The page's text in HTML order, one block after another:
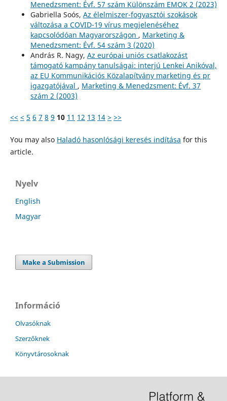
Menedzsment: Évf. 57 szám Különszám EMOK 2 (2023)
Gabriella Soós, Az élelmiszer-fogyasztói szokások
változása a COVID-19 vírus megjelenéséhez
kapcsolódóan Magyarországon , Marketing &
Menedzsment: Évf. 54 szám 3 (2020)
András R. Nagy, Az európai uniós csatlakozást
támogató kampány tanulságai: interjú Lenkei Anikóval,
az EU Kommunikációs Közalapítvány marketing és pr
igazgatójával , Marketing & Menedzsment: Évf. 37
szám 2 (2003)
<< < 5 6 7 8 9 10 11 12 13 14 > >>
You may also Haladó hasonlósági keresés indítása for this
article.
Nyelv
English
Magyar
Make a Submission
Információ
Olvasóknak
Szerzőknek
Könyvtárosoknak